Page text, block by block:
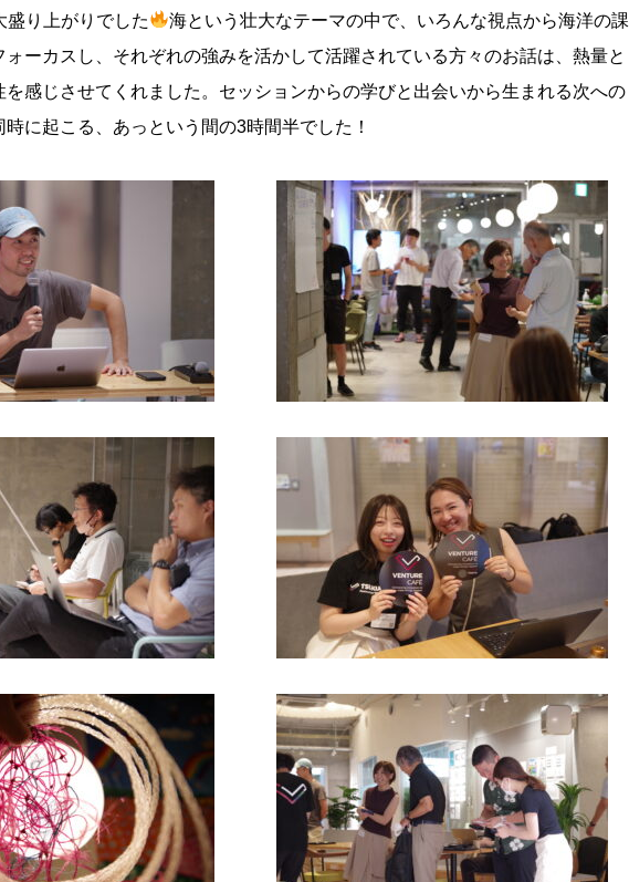
り上がりでした
海という壮大なテーマの中で、いろんな視点から海洋の課
ォーカスし、それぞれの強みを活かして活躍されている方々のお話は、熱量と
を感じさせてくれました。セッションからの学びと出会いから生まれる次への
に起こる、あっという間の3時間半でした！